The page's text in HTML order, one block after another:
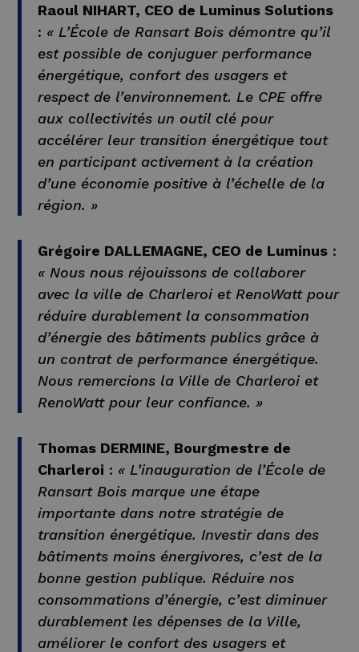
Raoul NIHART, CEO de Luminus Solutions
: « L’École de Ransart Bois démontre qu’il
est possible de conjuguer performance
énergétique, confort des usagers et
respect de l’environnement. Le CPE offre
aux collectivités un outil clé pour
accélérer leur transition énergétique tout
en participant activement à la création
d’une économie positive à l’échelle de la
région. »
Grégoire DALLEMAGNE, CEO de Luminus :
« Nous nous réjouissons de collaborer
avec la ville de Charleroi et RenoWatt pour
réduire durablement la consommation
d’énergie des bâtiments publics grâce à
un contrat de performance énergétique.
Nous remercions la Ville de Charleroi et
RenoWatt pour leur confiance. »
Thomas DERMINE, Bourgmestre de
Charleroi : « L’inauguration de l’École de
Ransart Bois marque une étape
importante dans notre stratégie de
transition énergétique. Investir dans des
bâtiments moins énergivores, c’est de la
bonne gestion publique. Réduire nos
consommations d’énergie, c’est diminuer
durablement les dépenses de la Ville,
améliorer le confort des usagers et